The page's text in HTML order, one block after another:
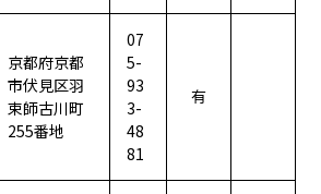
京都府京都
市伏見区羽
束師古川町
255番地
07
5-
93
3-
48
81
有